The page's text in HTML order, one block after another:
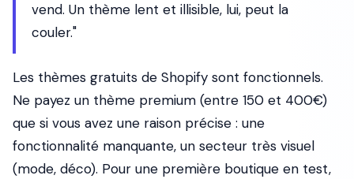
vend. Un thème lent et illisible, lui, peut la
couler."
Les thèmes gratuits de Shopify sont fonctionnels.
Ne payez un thème premium (entre 150 et 400€)
que si vous avez une raison précise : une
fonctionnalité manquante, un secteur très visuel
(mode, déco). Pour une première boutique en test,